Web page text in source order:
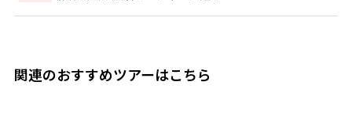
関連のおすすめツアーはこちら